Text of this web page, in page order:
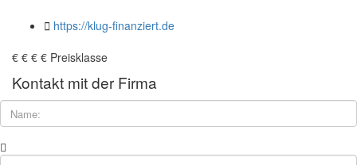
https://klug-finanziert.de
€ € € € Preisklasse
Kontakt mit der Firma